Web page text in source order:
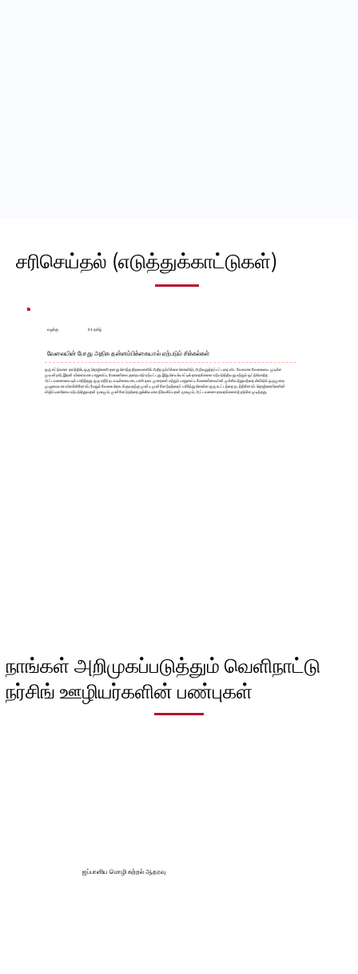
சரிசெய்தல் (எடுத்துக்காட்டுகள்)
வழக்கு 01 தமிழ்
வேலையின் போது அதிக தன்னம்பிக்கையால் ஏற்படும் சிக்கல்கள்
ஒரு கட்டுமான தளத்தில், ஒரு தொழிலாளி தனது சொந்த திறமைகளில் அதீத நம்பிக்கை கொண்டு, அறிவுறுத்தப்பட்டதை விட வேகமாக வேலையை முடிக்க
முயன்றார், இதன் விளைவாக பாதுகாப்பு மேலாண்மை குறைபாடு ஏற்பட்டது. இது செயல்பாட்டில் தாமதங்களை ஏற்படுத்தியது மற்றும் ஒட்டுமொத்த
அட்டவணையையும் பாதித்தது. ஒரு எதிர் நடவடிக்கையாக, பணி நடைமுறைகள் மற்றும் பாதுகாப்பு மேலாண்மையின் முக்கியத்துவத்தை மீண்டும் ஒருமுறை
முழுமையாக விளக்கினோம், மேலும் வேலை தொடங்குவதற்கு முன்பு முன்னேற்றத்தைப் பகிர்ந்து கொள்ள ஒரு கூட்டத்தை நடத்தினோம். தொழிலாளர்களின்
விழிப்புணர்வை ஏற்படுத்துவதன் மூலமும், முன்னேற்றத்தை துல்லியமாக நிர்வகிப்பதன் மூலமும், அட்டவணை தாமதங்களைத் தடுக்க முடிந்தது.
ஜப்பானிய மொழி கற்றல் ஆதரவு
நாங்கள் அறிமுகப்படுத்தும் வெளிநாட்டு
நர்சிங் ஊழியர்களின் பண்புகள்